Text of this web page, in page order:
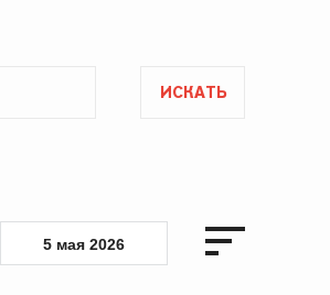
ИСКАТЬ
5 мая 2026